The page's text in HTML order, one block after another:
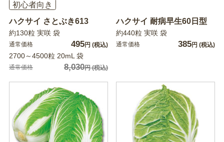
初心者向き
ハクサイ さとぶき613
約130粒 実咲 袋
通常価格 495円 (税込)
2700～4500粒 20mL 袋
通常価格 8,030円(税込)
ハクサイ 耐病早生60日型
約440粒 実咲 袋
通常価格 385円 (税込)